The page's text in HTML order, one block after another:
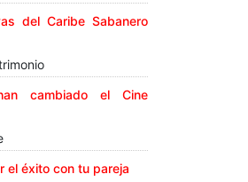
del Caribe Sabanero
cambiado el Cine
el éxito con tu pareja